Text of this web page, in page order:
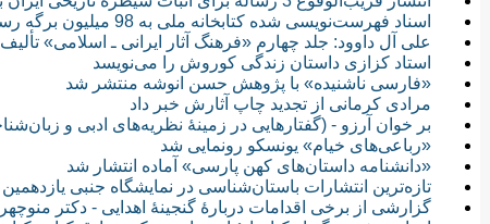
اسناد فهرست‌نویسی شده کتابخانه ملی به 98 میلیون برگه رسید
علی آل داوود: جلد چهارم «فرهنگ آثار ایرانی ـ اسلامی»
استاد کزازی داستان زندگی کوروش را می‌نویسد
«فارسی ناشنیده» با پژوهش حسن انوشه منتشر شد
مرادی کرمانی از تجدید چاپ آثارش خبر داد
بر خوان آرزو - (گفتارهایی در زمینهٔ نظریه‌های ادبی و
«رباعی‌های خیام» یونسکو رونمایی شد
«دانشنامه داستان‌های کهن پارسی» آماده انتشار شد
تازه‌ترین انتشارات باستان‌شناسی در نمایشگاه جنبی
گزارشی از برخی اقدامات دربارۀ گنجینۀ اهدایی - دکتر